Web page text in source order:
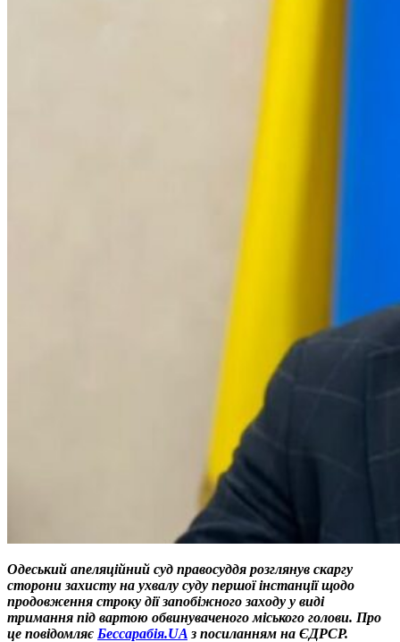
Одеський апеляційний суд правосуддя розглянув скаргу
сторони захисту на ухвалу суду першої інстанції щодо
продовження строку дії запобіжного заходу у виді
тримання під вартою обвинуваченого міського голови. Про
це повідомляє Бессарабія.UA з посиланням на ЄДРСР.